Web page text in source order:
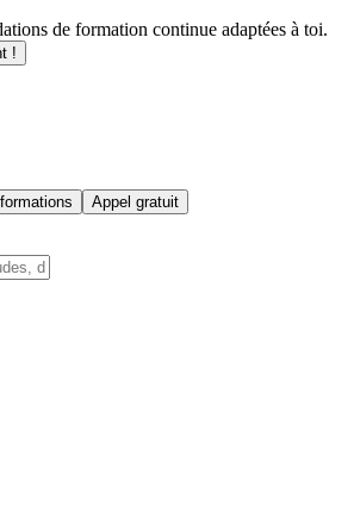
de formation continue adaptées à toi.
!
Appel gratuit